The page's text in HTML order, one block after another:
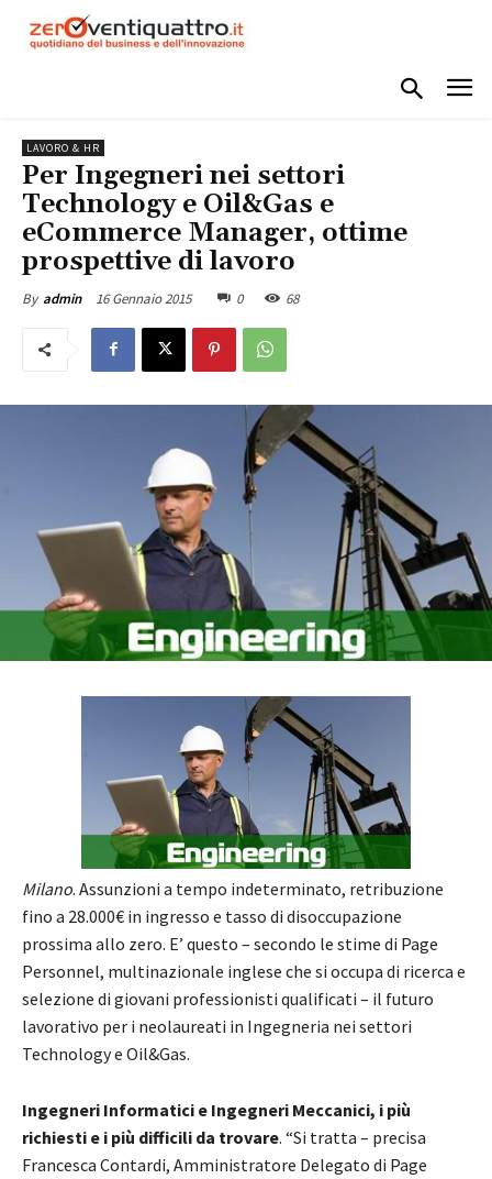
LAVORO & HR
Per Ingegneri nei settori
Technology e Oil&Gas e
eCommerce Manager, ottime
prospettive di lavoro
By admin 16 Gennaio 2015 0 68
Milano. Assunzioni a tempo indeterminato, retribuzione
fino a 28.000€ in ingresso e tasso di disoccupazione
prossima allo zero. E’ questo – secondo le stime di Page
Personnel, multinazionale inglese che si occupa di ricerca e
selezione di giovani professionisti qualificati – il futuro
lavorativo per i neolaureati in Ingegneria nei settori
Technology e Oil&Gas.
Ingegneri Informatici e Ingegneri Meccanici, i più
richiesti e i più difficili da trovare. “Si tratta – precisa
Francesca Contardi, Amministratore Delegato di Page